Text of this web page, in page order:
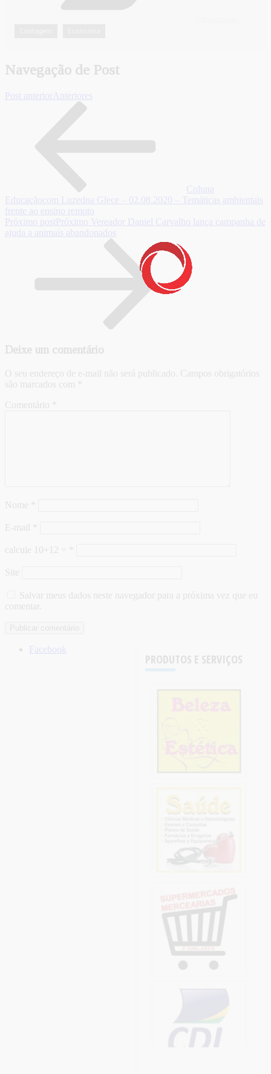
Navegação de Post
Post anterior Anteriores
Coluna
Educaçãocom Luzedna Glece – 02.08.2020 – Temáticas ambientais
frente ao ensino remoto
Próximo post Próximo Vereador Daniel Carvalho lança campanha de
ajuda a animais abandonados
Deixe um comentário
O seu endereço de e-mail não será publicado. Campos obrigatórios
são marcados com
Comentário
Nome
E-mail
calcule 10+12 =
Site
Salvar meus dados neste navegador para a próxima vez que eu
comentar.
PRODUTOS E SERVIÇOS
Facebook